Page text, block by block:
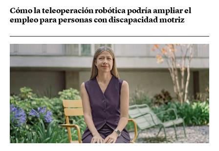
Cómo la teleoperación robótica podría ampliar el
empleo para personas con discapacidad motriz